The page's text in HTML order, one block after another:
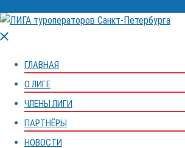
Закрыть
ГЛАВНАЯ
О ЛИГЕ
ЧЛЕНЫ ЛИГИ
ПАРТНЁРЫ
НОВОСТИ